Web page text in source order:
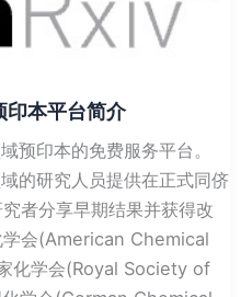
本平台简介
预印本的免费服务平台。
的研究人员提供在正式同侪
者分享早期结果并获得改
学会(American Chemical
化学会(Royal Society of